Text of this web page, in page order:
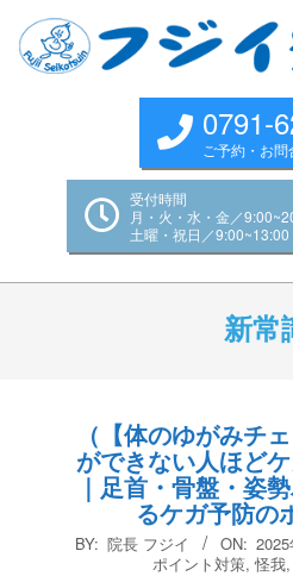
content
0791-
ご予約・お
受付時間
月・火・水・金／
土曜・祝日／9:00~13:00
新常
（【体のゆがみチ
ができない人ほど
｜足首・骨盤・姿
るケガ予防の
2025-
BY: 院長 フジイ ON:
ポイント対策, 怪我,